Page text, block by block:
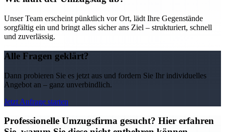
Unser Team erscheint pünktlich vor Ort, lädt Ihre Gegenstände
sorgfältig ein und bringt alles sicher ans Ziel – strukturiert, schnell
und zuverlässig.
Alle Fragen geklärt?
Dann probieren Sie es jetzt aus und fordern Sie Ihr individuelles
Angebot an – ganz unverbindlich.
Jetzt Anfrage starten
Professionelle Umzugsfirma gesucht? Hier erfahren